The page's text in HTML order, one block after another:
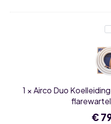
-
6
1 ×Airco Duo
€